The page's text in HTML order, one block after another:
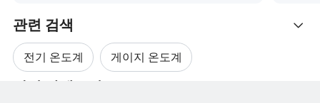
관련 검색
전기 온도계 게이지 온도계